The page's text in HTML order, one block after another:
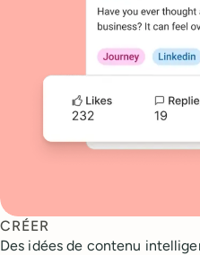
CRÉER
Des idées de contenu